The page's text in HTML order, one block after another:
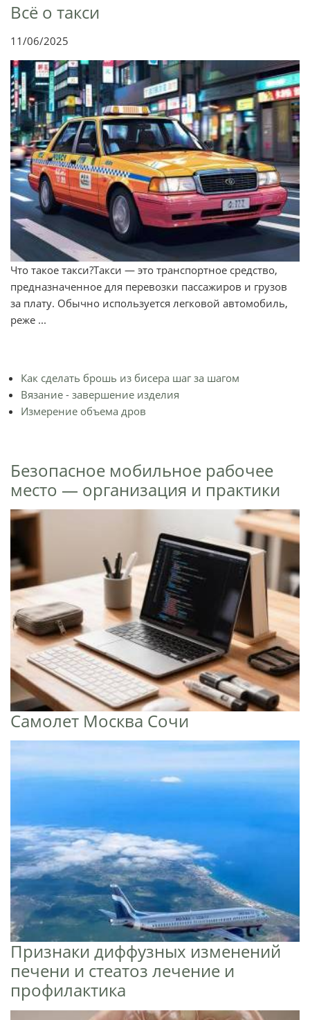
Всё о такси
11/06/2025
Что такое такси?Такси — это транспортное средство,
предназначенное для перевозки пассажиров и грузов
за плату. Обычно используется легковой автомобиль,
реже ...
Как сделать брошь из бисера шаг за шагом
Вязание - завершение изделия
Измерение объема дров
Безопасное мобильное рабочее
место — организация и практики
Самолет Москва Сочи
Признаки диффузных изменений
печени и стеатоз лечение и
профилактика